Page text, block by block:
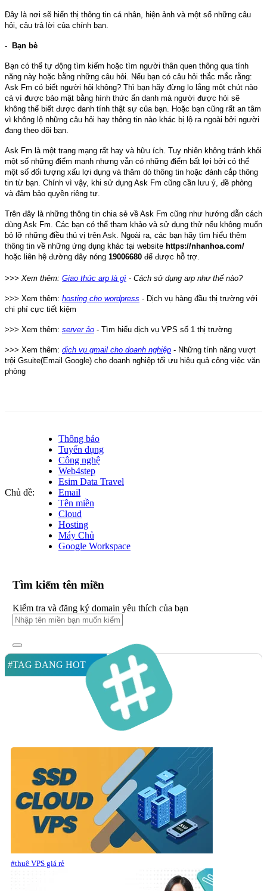
Đây là nơi sẽ hiển thị thông tin cá nhân, hiện ảnh và một số những câu
hỏi, câu trả lời của chính bạn.
- Bạn bè
Bạn có thể tự động tìm kiếm hoặc tìm người thân quen thông qua tính
năng này hoặc bằng những câu hỏi. Nếu bạn có câu hỏi thắc mắc rằng:
Ask Fm có biết người hỏi không? Thì bạn hãy đừng lo lắng một chút nào
cả vì được bảo mật bằng hình thức ẩn danh mà người được hỏi sẽ
không thể biết được danh tính thật sự của bạn. Hoặc bạn cũng rất an tâm
vì không lộ những câu hỏi hay thông tin nào khác bị lộ ra ngoài bởi người
đang theo dõi bạn.
Ask Fm là một trang mạng rất hay và hữu ích. Tuy nhiên không tránh khỏi
một số những điểm mạnh nhưng vẫn có những điểm bất lợi bởi có thể
một số đối tượng xấu lợi dụng và thăm dò thông tin hoặc đánh cắp thông
tin từ bạn. Chính vì vậy, khi sử dụng Ask Fm cũng cần lưu ý, đề phòng
và đảm bảo quyền riêng tư.
Trên đây là những thông tin chia sẻ về Ask Fm cũng như hướng dẫn cách
dùng Ask Fm. Các bạn có thể tham khảo và sử dụng thử nếu không muốn
bỏ lỡ những điều thú vị trên Ask. Ngoài ra, các bạn hãy tìm hiểu thêm
thông tin về những ứng dụng khác tại website https://nhanhoa.com/
hoặc liên hệ đường dây nóng 19006680 để được hỗ trợ.
>>> Xem thêm: Giao thức arp là gì - Cách sử dụng arp như thế nào?
>>> Xem thêm: hosting cho wordpress - Dịch vụ hàng đầu thị trường với
chi phí cực tiết kiệm
>>> Xem thêm: server ảo - Tìm hiểu dịch vụ VPS số 1 thị trường
>>> Xem thêm: dịch vụ gmail cho doanh nghiệp - Những tính năng vượt
trội Gsuite(Email Google) cho doanh nghiệp tối ưu hiệu quả công việc văn
phòng
Chủ đề:
Thông báo
Tuyển dụng
Công nghệ
Web4step
Esim Data Travel
Email
Tên miền
Cloud
Hosting
Máy Chủ
Google Workspace
Tìm kiếm tên miền
Kiểm tra và đăng ký domain yêu thích của bạn
#TAG ĐANG HOT
#thuê VPS giá rẻ